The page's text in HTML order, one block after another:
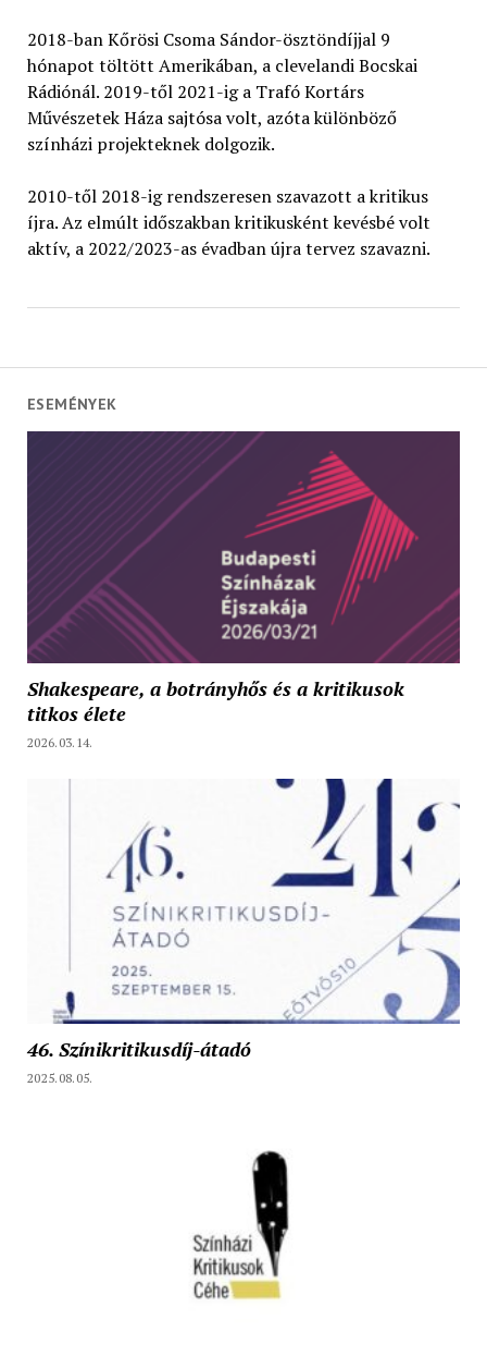
2018-ban Kőrösi Csoma Sándor-ösztöndíjjal 9
hónapot töltött Amerikában, a clevelandi Bocskai
Rádiónál. 2019-től 2021-ig a Trafó Kortárs
Művészetek Háza sajtósa volt, azóta különböző
színházi projekteknek dolgozik.
2010-től 2018-ig rendszeresen szavazott a kritikus
íjra. Az elmúlt időszakban kritikusként kevésbé volt
aktív, a 2022/2023-as évadban újra tervez szavazni.
ESEMÉNYEK
Shakespeare, a botrányhős és a kritikusok
titkos élete
2026.03.14.
46. Színikritikusdíj-átadó
2025.08.05.